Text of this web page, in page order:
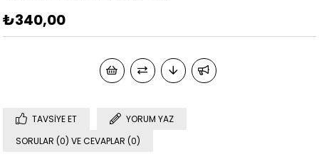
₺340,00
TAVSIYE ET
YORUM YAZ
SORULAR (0) VE CEVAPLAR (0)